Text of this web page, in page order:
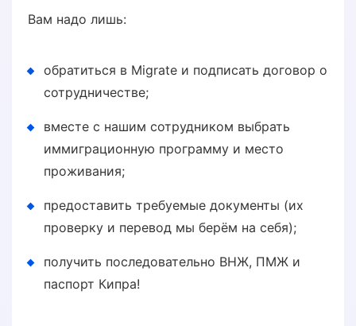
Вам надо лишь:
обратиться в Migrate и подписать договор о
сотрудничестве;
вместе с нашим сотрудником выбрать
иммиграционную программу и место
проживания;
предоставить требуемые документы (их
проверку и перевод мы берём на себя);
получить последовательно ВНЖ, ПМЖ и
паспорт Кипра!